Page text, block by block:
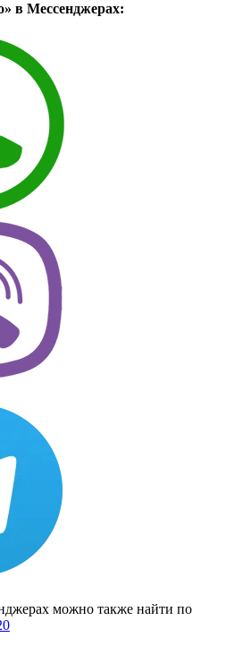
в Мессенджерах:
можно также найти по